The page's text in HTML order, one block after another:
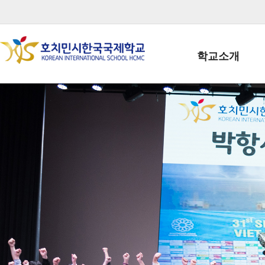
학교소개
학교장인사말
학생회장인사말
학교상징
학교 CI
교직원현황
학생현황
위치/전화
전경사진